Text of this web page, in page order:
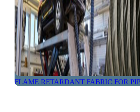
FLAME RETARDANT FABRIC FOR